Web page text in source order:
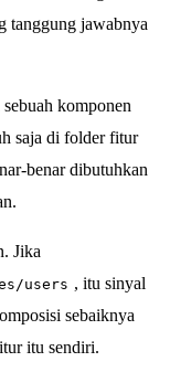
tanggung jawabnya
komponen
saja di folder fitur
benar dibutuhkan
Jika
users , itu sinyal
sebaiknya
itu sendiri.